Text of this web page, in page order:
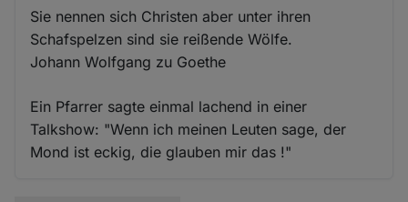
Sie nennen sich Christen aber unter ihren
Schafspelzen sind sie reißende Wölfe.
Johann Wolfgang zu Goethe
Ein Pfarrer sagte einmal lachend in einer
Talkshow: "Wenn ich meinen Leuten sage, der
Mond ist eckig, die glauben mir das !"